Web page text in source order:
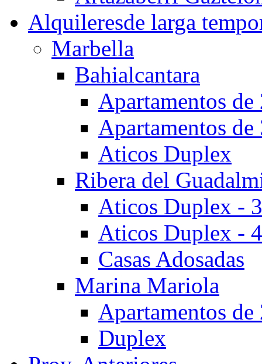
Alquileresde larga
Marbella
Bahialcantara
Apartamentos
Apartamentos
Aticos Duplex
Ribera del
Aticos Duplex -
Aticos Duplex -
Casas Adosadas
Marina Mariola
Apartamentos
Duplex